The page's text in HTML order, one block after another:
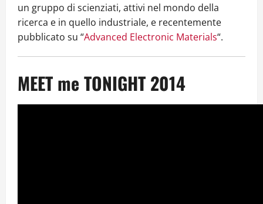
un gruppo di scienziati, attivi nel mondo della
ricerca e in quello industriale, e recentemente
pubblicato su “Advanced Electronic Materials“.
MEET me TONIGHT 2014